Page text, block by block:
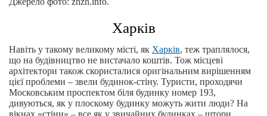
Харків
Навіть у такому великому місті, як Харків, теж траплялося,
що на будівництво не вистачало коштів. Тож місцеві
архітектори також скористалися оригінальним вирішенням
цієї проблеми – звели будинок-стіну. Туристи, проходячи
Московським проспектом біля будинку номер 193,
дивуються, як у плоскому будинку можуть жити люди? На
вікнах «стіни» – все як у звичайних будинках – штори